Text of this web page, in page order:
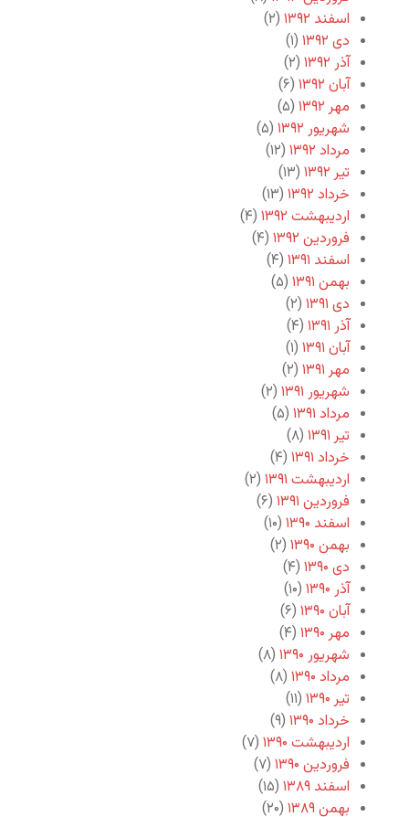
اسفند ۱۳۹۲
(۲)
دی ۱۳۹۲
(۱)
آذر ۱۳۹۲
(۲)
آبان ۱۳۹۲
(۶)
مهر ۱۳۹۲
(۵)
شهریور ۱۳۹۲
(۵)
مرداد ۱۳۹۲
(۱۲)
تیر ۱۳۹۲
(۱۳)
خرداد ۱۳۹۲
(۱۳)
اردیبهشت ۱۳۹۲
(۴)
فروردین ۱۳۹۲
(۴)
اسفند ۱۳۹۱
(۴)
بهمن ۱۳۹۱
(۵)
دی ۱۳۹۱
(۲)
آذر ۱۳۹۱
(۴)
آبان ۱۳۹۱
(۱)
مهر ۱۳۹۱
(۲)
شهریور ۱۳۹۱
(۲)
مرداد ۱۳۹۱
(۵)
تیر ۱۳۹۱
(۸)
خرداد ۱۳۹۱
(۴)
اردیبهشت ۱۳۹۱
(۲)
فروردین ۱۳۹۱
(۶)
اسفند ۱۳۹۰
(۱۰)
بهمن ۱۳۹۰
(۲)
دی ۱۳۹۰
(۴)
آذر ۱۳۹۰
(۱۰)
آبان ۱۳۹۰
(۶)
مهر ۱۳۹۰
(۴)
شهریور ۱۳۹۰
(۸)
مرداد ۱۳۹۰
(۸)
تیر ۱۳۹۰
(۱۱)
خرداد ۱۳۹۰
(۹)
اردیبهشت ۱۳۹۰
(۷)
فروردین ۱۳۹۰
(۷)
اسفند ۱۳۸۹
(۱۵)
بهمن ۱۳۸۹
(۲۰)